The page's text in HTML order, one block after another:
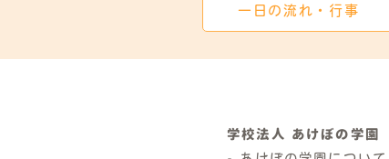
一日の流れ・行事
学校法人 あけぼの学園